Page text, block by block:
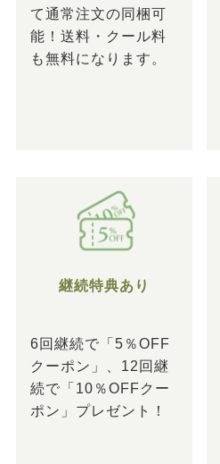
て通常注文の同梱可
能！送料・クール料
も無料になります。
継続特典あり
6回継続で「5％OFF
クーポン」、12回継
続で「10％OFFクー
ポン」プレゼント！